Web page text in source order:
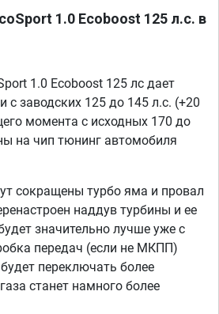
1.0 Ecoboost 125 л.с. в
1.0 Ecoboost 125 лс дает
с заводских 125 до 145 л.с. (+20
момента с исходных 170 до
на чип тюнинг автомобиля
сокращены турбо яма и провал
наддув турбины и ее
значительно лучше уже с
передач (если не МКПП)
переключать более
станет намного более